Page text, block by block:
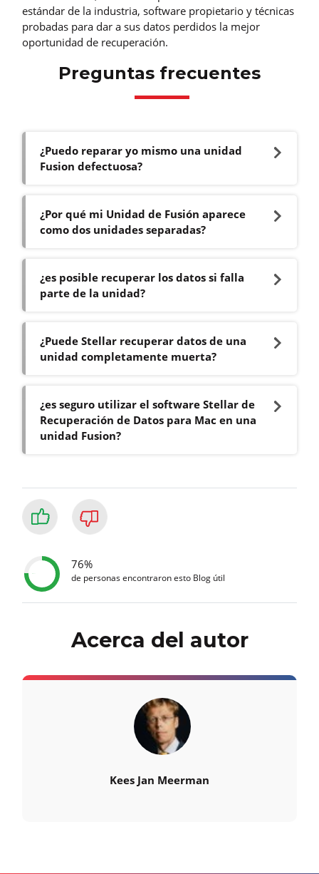
estándar de la industria, software propietario y técnicas
probadas para dar a sus datos perdidos la mejor
oportunidad de recuperación.
Preguntas frecuentes
¿Puedo reparar yo mismo una unidad
Fusion defectuosa?
¿Por qué mi Unidad de Fusión aparece
como dos unidades separadas?
¿es posible recuperar los datos si falla
parte de la unidad?
¿Puede Stellar recuperar datos de una
unidad completamente muerta?
¿es seguro utilizar el software Stellar de
Recuperación de Datos para Mac en una
unidad Fusion?
76%
de personas encontraron esto Blog útil
Acerca del autor
Kees Jan Meerman